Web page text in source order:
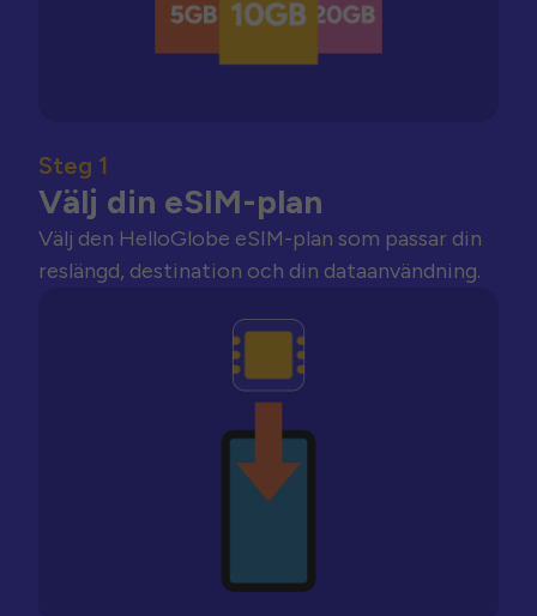
Steg 1
Välj din eSIM-plan
Välj den HelloGlobe eSIM-plan som passar din
reslängd, destination och din dataanvändning.